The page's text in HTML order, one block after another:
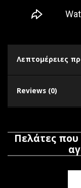
Λεπτομέρειες
Reviews (0)
Πελάτες